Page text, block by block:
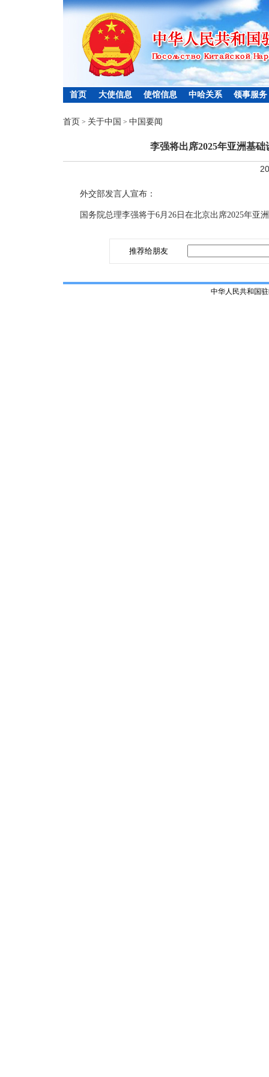
首页 大使信息 使馆信息 中哈关系 领事服务
首页 > 关于中国 > 中国要闻
李强将出席2025年亚洲基
外交部发言人宣布：
国务院总理李强将于6月26日在北京出席2025年亚
推荐给朋友
中华人民共和国